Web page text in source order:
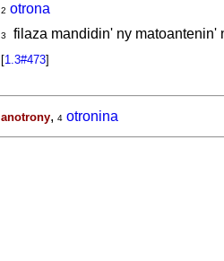
2 otrona
3
filaza mandidin' ny matoantenin'
[1.3#473]
anotrony, 4 otronina